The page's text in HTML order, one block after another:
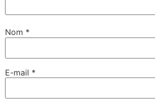
Nom *
E-mail *